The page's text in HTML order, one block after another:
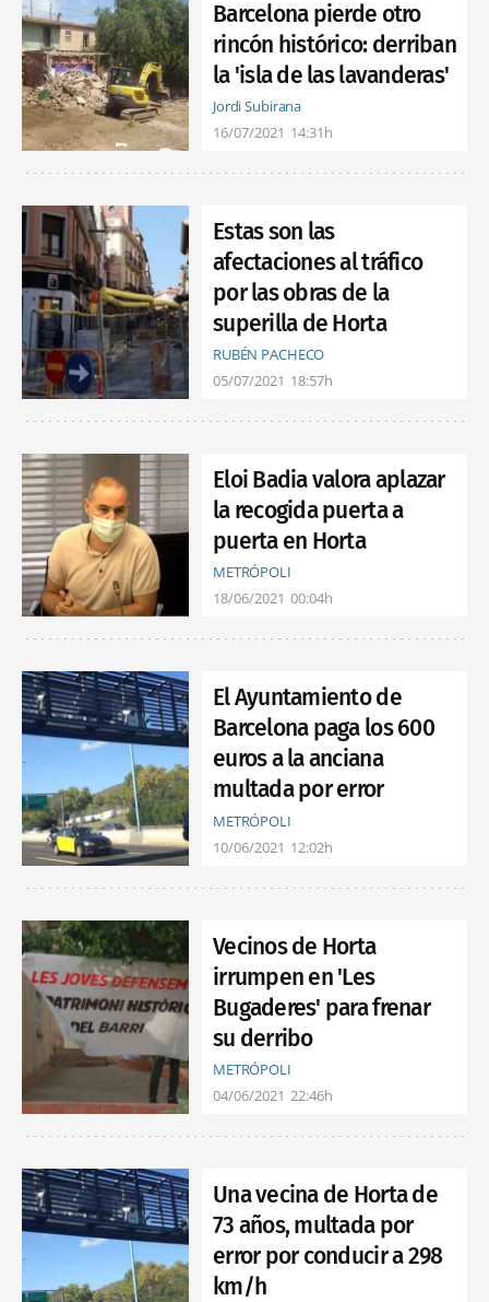
Barcelona pierde otro
rincón histórico: derriban
la 'isla de las lavanderas'
Jordi Subirana
16/07/2021 14:31h
Estas son las
afectaciones al tráfico
por las obras de la
superilla de Horta
RUBÉN PACHECO
05/07/2021 18:57h
Eloi Badia valora aplazar
la recogida puerta a
puerta en Horta
METRÓPOLI
18/06/2021 00:04h
El Ayuntamiento de
Barcelona paga los 600
euros a la anciana
multada por error
METRÓPOLI
10/06/2021 12:02h
Vecinos de Horta
irrumpen en 'Les
Bugaderes' para frenar
su derribo
METRÓPOLI
04/06/2021 22:46h
Una vecina de Horta de
73 años, multada por
error por conducir a 298
km/h